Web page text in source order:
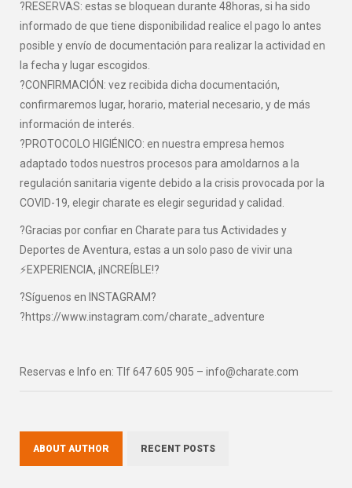
?RESERVAS: estas se bloquean durante 48horas, si ha sido
informado de que tiene disponibilidad realice el pago lo antes
posible y envío de documentación para realizar la actividad en
la fecha y lugar escogidos.
?CONFIRMACIÓN: vez recibida dicha documentación,
confirmaremos lugar, horario, material necesario, y de más
información de interés.
?PROTOCOLO HIGIÉNICO: en nuestra empresa hemos
adaptado todos nuestros procesos para amoldarnos a la
regulación sanitaria vigente debido a la crisis provocada por la
COVID-19, elegir charate es elegir seguridad y calidad.
?Gracias por confiar en Charate para tus Actividades y
Deportes de Aventura, estas a un solo paso de vivir una
⚡EXPERIENCIA, ¡INCREÍBLE!?
?Síguenos en INSTAGRAM?
?https://www.instagram.com/charate_adventure
Reservas e Info en: Tlf 647 605 905 – info@charate.com
ABOUT AUTHOR RECENT POSTS